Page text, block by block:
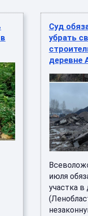
Суд
убрать
деревне
июля
участка